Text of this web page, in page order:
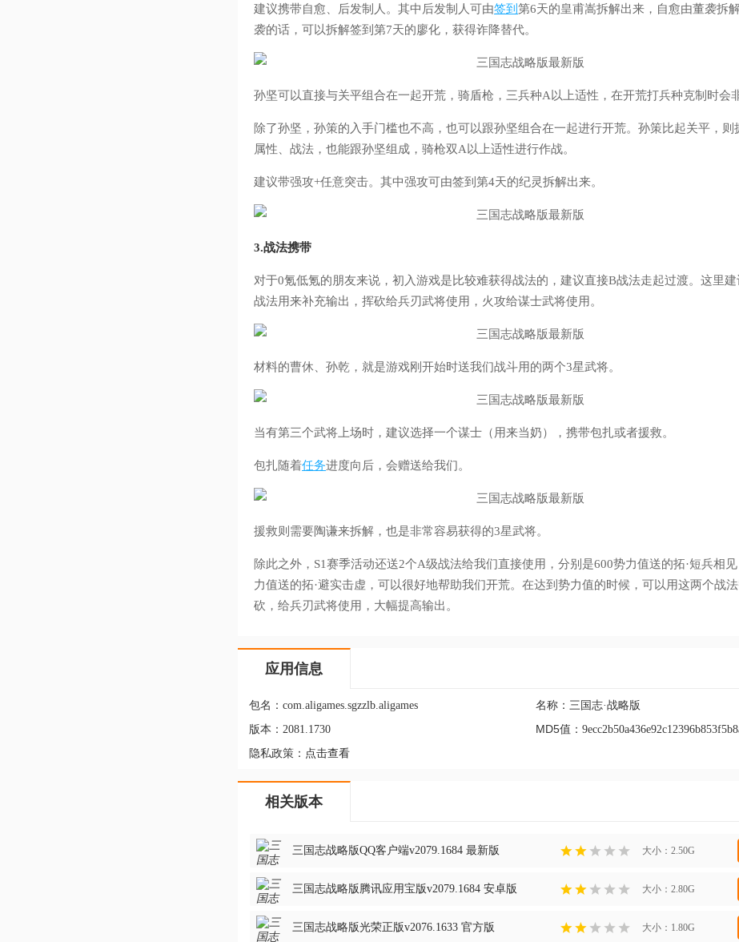
建议携带自愈、后发制人。其中后发制人可由签到 第6天的皇甫嵩拆解出来，自愈由董袭拆
袭的话，可以拆解签到第7天的廖化，获得诈降替代。
孙坚可以直接与关平组合在一起开荒，骑盾枪，三兵种A以上适性，在开荒打兵种克制时会
除了孙坚，孙策的入手门槛也不高，也可以跟孙坚组合在一起进行开荒。孙策比起关平，则
属性、战法，也能跟孙坚组成，骑枪双A以上适性进行作战。
建议带强攻+任意突击。其中强攻可由签到第4天的纪灵拆解出来。
3.战法携带
对于0氪低氪的朋友来说，初入游戏是比较难获得战法的，建议直接B战法走起过渡。这里建
战法用来补充输出，挥砍给兵刃武将使用，火攻给谋士武将使用。
材料的曹休、孙乾，就是游戏刚开始时送我们战斗用的两个3星武将。
当有第三个武将上场时，建议选择一个谋士（用来当奶），携带包扎或者援救。
包扎随着任务进度向后，会赠送给我们。
援救则需要陶谦来拆解，也是非常容易获得的3星武将。
除此之外，S1赛季活动还送2个A级战法给我们直接使用，分别是600势力值送的拓·短兵相
力值送的拓·避实击虚，可以很好地帮助我们开荒。在达到势力值的时候，可以用这两个战
砍，给兵刃武将使用，大幅提高输出。
应用信息
包名：com.aligames.sgzzlb.aligames 名称： 三国志·战略版
版本： 2081.1730 MD5值：
隐私政策： 点击查看
相关版本
三国志战略版QQ客户端v2079.1684 最新版 大小：2.50G
三国志战略版腾讯应用宝版v2079.1684 安卓版 大小：2.80G
三国志战略版光荣正版v2076.1633 官方版 大小：1.80G